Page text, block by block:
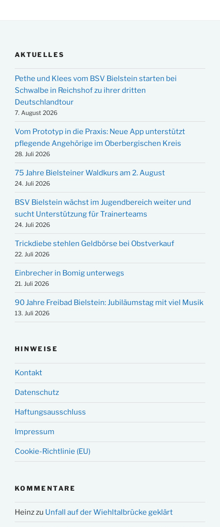
AKTUELLES
Pethe und Klees vom BSV Bielstein starten bei
Schwalbe in Reichshof zu ihrer dritten
Deutschlandtour
7. August 2026
Vom Prototyp in die Praxis: Neue App unterstützt
pflegende Angehörige im Oberbergischen Kreis
28. Juli 2026
75 Jahre Bielsteiner Waldkurs am 2. August
24. Juli 2026
BSV Bielstein wächst im Jugendbereich weiter und
sucht Unterstützung für Trainerteams
24. Juli 2026
Trickdiebe stehlen Geldbörse bei Obstverkauf
22. Juli 2026
Einbrecher in Bomig unterwegs
21. Juli 2026
90 Jahre Freibad Bielstein: Jubiläumstag mit viel Musik
13. Juli 2026
HINWEISE
Kontakt
Datenschutz
Haftungsausschluss
Impressum
Cookie-Richtlinie (EU)
KOMMENTARE
Heinzzu Unfall auf der Wiehltalbrücke geklärt